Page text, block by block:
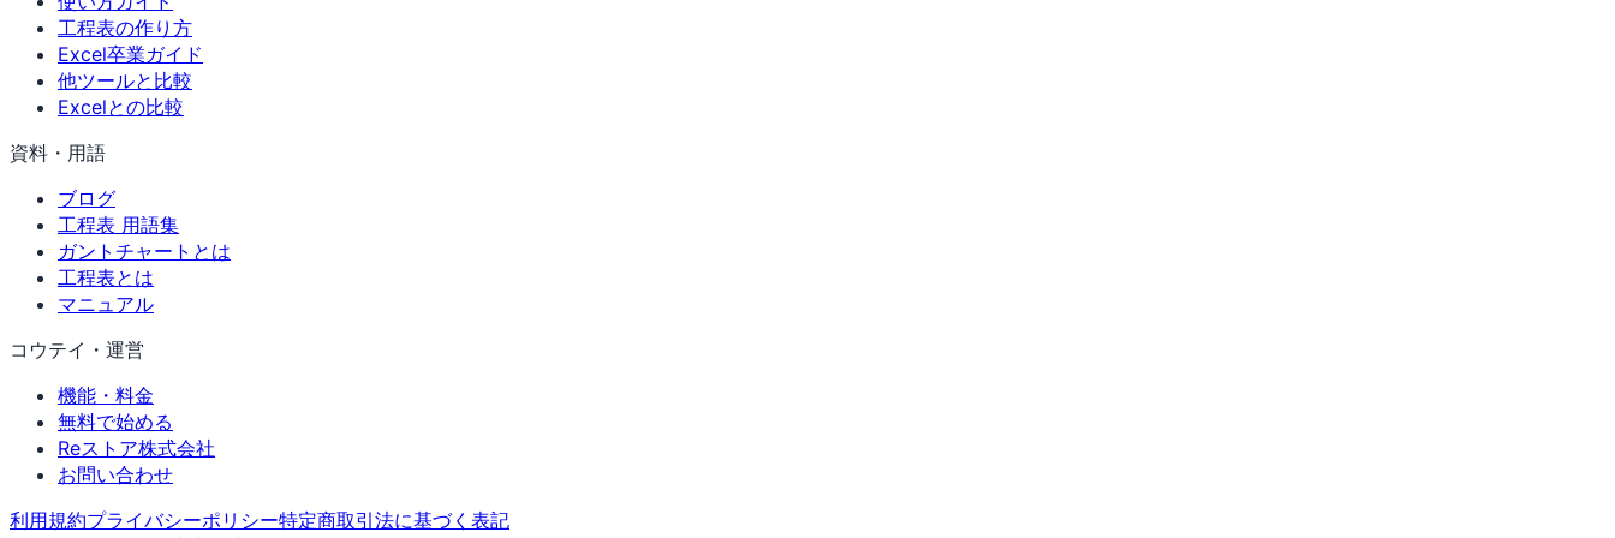
工程表の作り方
Excel卒業ガイド
他ツールと比較
Excelとの比較
資料・用語
ブログ
工程表 用語集
ガントチャートとは
工程表とは
マニュアル
コウテイ・運営
機能・料金
無料で始める
Reストア株式会社
お問い合わせ
利用規約プライバシーポリシー特定商取引法に基づく表記